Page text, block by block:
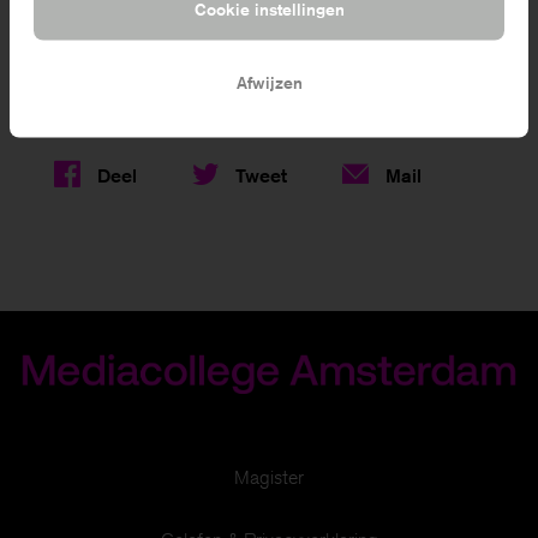
Deel Tweet Mail
Magister
Om je een zo goed mogelijke website te bieden
Cookie instellingen
Afwijzen